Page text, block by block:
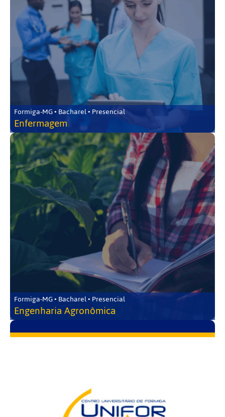
Formiga-MG • Bacharel • Presencial
Enfermagem
Formiga-MG • Bacharel • Presencial
Engenharia Agronômica